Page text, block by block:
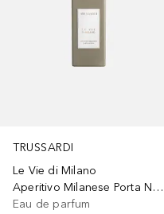
TRUSSARDI
Le Vie di Milano
Aperitivo Milanese Porta Nuova
Eau de parfum